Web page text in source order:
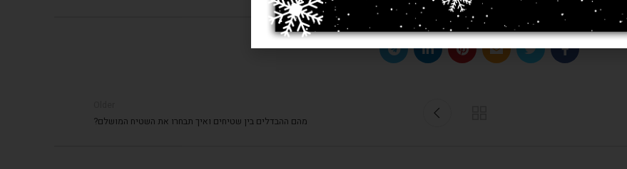
מהם ההבדלים בין שטיחים ואיך תבחרו את השטיח המושלם?